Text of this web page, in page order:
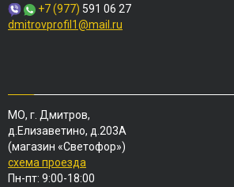
+7 (977) 591 06 27
dmitrovprofil1@mail.ru
МО, г. Дмитров,
д.Елизаветино, д.203А
(магазин «Светофор»)
схема проезда
Пн-пт: 9:00-18:00